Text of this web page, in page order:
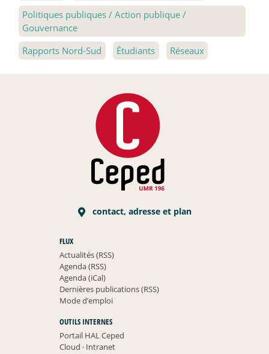
Politiques publiques / Action publique /
Gouvernance
Rapports Nord-Sud
Étudiants Réseaux
contact, adresse et plan
FLUX
Actualités (RSS)
Agenda (RSS)
Agenda (iCal)
Dernières publications (RSS)
Mode d’emploi
OUTILS INTERNES
Portail HAL Ceped
Cloud ·Intranet